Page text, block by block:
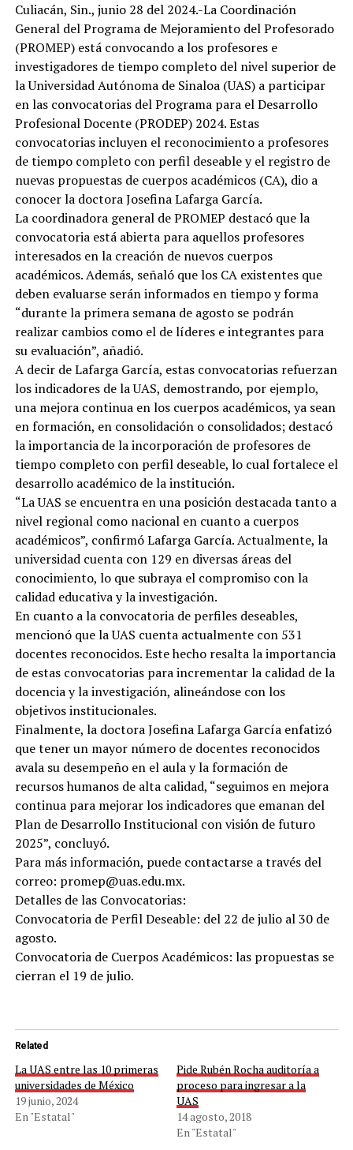
Culiacán, Sin., junio 28 del 2024.-La Coordinación
General del Programa de Mejoramiento del Profesorado
(PROMEP) está convocando a los profesores e
investigadores de tiempo completo del nivel superior de
la Universidad Autónoma de Sinaloa (UAS) a participar
en las convocatorias del Programa para el Desarrollo
Profesional Docente (PRODEP) 2024. Estas
convocatorias incluyen el reconocimiento a profesores
de tiempo completo con perfil deseable y el registro de
nuevas propuestas de cuerpos académicos (CA), dio a
conocer la doctora Josefina Lafarga García.
La coordinadora general de PROMEP destacó que la
convocatoria está abierta para aquellos profesores
interesados en la creación de nuevos cuerpos
académicos. Además, señaló que los CA existentes que
deben evaluarse serán informados en tiempo y forma
“durante la primera semana de agosto se podrán
realizar cambios como el de líderes e integrantes para
su evaluación”, añadió.
A decir de Lafarga García, estas convocatorias refuerzan
los indicadores de la UAS, demostrando, por ejemplo,
una mejora continua en los cuerpos académicos, ya sean
en formación, en consolidación o consolidados; destacó
la importancia de la incorporación de profesores de
tiempo completo con perfil deseable, lo cual fortalece el
desarrollo académico de la institución.
“La UAS se encuentra en una posición destacada tanto a
nivel regional como nacional en cuanto a cuerpos
académicos”, confirmó Lafarga García. Actualmente, la
universidad cuenta con 129 en diversas áreas del
conocimiento, lo que subraya el compromiso con la
calidad educativa y la investigación.
En cuanto a la convocatoria de perfiles deseables,
mencionó que la UAS cuenta actualmente con 531
docentes reconocidos. Este hecho resalta la importancia
de estas convocatorias para incrementar la calidad de la
docencia y la investigación, alineándose con los
objetivos institucionales.
Finalmente, la doctora Josefina Lafarga García enfatizó
que tener un mayor número de docentes reconocidos
avala su desempeño en el aula y la formación de
recursos humanos de alta calidad, “seguimos en mejora
continua para mejorar los indicadores que emanan del
Plan de Desarrollo Institucional con visión de futuro
2025”, concluyó.
Para más información, puede contactarse a través del
correo: promep@uas.edu.mx.
Detalles de las Convocatorias:
Convocatoria de Perfil Deseable: del 22 de julio al 30 de
agosto.
Convocatoria de Cuerpos Académicos: las propuestas se
cierran el 19 de julio.
Related
La UAS entre las 10 primeras
universidades de México
19 junio, 2024
En "Estatal"
Pide Rubén Rocha auditoría a
proceso para ingresar a la
UAS
14 agosto, 2018
En "Estatal"